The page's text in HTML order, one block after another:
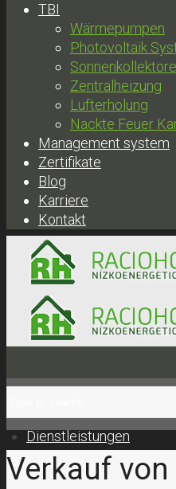
TBI
Wärmepumpen
Photovoltaik
Zentralheizung
Lufterholung
Nackte Feuer
Management system
Zertifikate
Blog
Karriere
Kontakt
obchod@raciohouse.sk
Dienstleistungen
Verkauf von